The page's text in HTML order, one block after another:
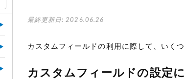
最終更新日: 2026.06.26
カスタムフィールドの利用に際して、いく
カスタムフィールドの設定